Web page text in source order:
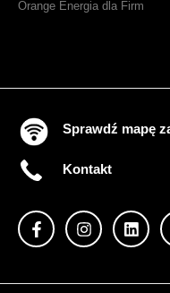
Orange Energia dla Firm
Sprawdź mapę
Kontakt